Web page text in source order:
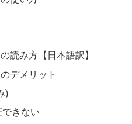
読み方【日本語訳】
デメリット
)
できない